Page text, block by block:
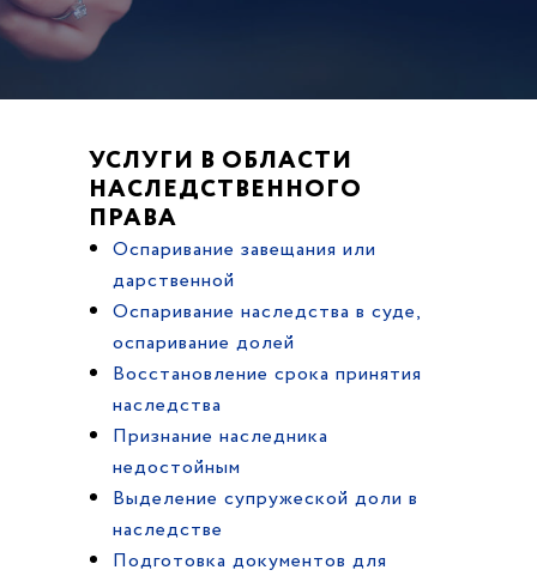
УСЛУГИ В ОБЛАСТИ
НАСЛЕДСТВЕННОГО
ПРАВА
Оспаривание завещания или
дарственной
Оспаривание наследства в суде,
оспаривание долей
Восстановление срока принятия
наследства
Признание наследника
недостойным
Выделение супружеской доли в
наследстве
Подготовка документов для